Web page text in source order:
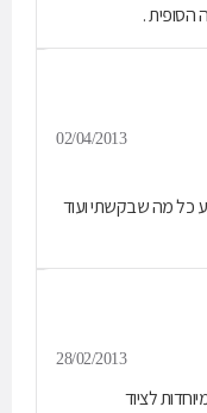
הסופית .
02/04/2013
כל מה שבקשתי ועוד
28/02/2013
לציוד